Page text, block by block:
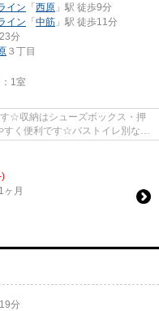
イン 「 西原 」駅 徒歩9分
イン 「 中筋 」駅 徒歩11分
分
３丁目
1室
☆収納はシューズボックス・押
すく便利です☆バストイレ別なの
)
ヶ月
分